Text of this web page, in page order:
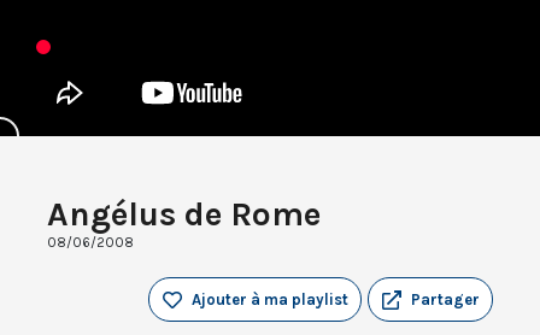
Angélus de Rome
08/06/2008
Partager
Ajouter à ma playlist